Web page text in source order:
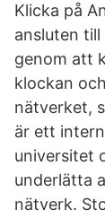
Klicka på
ansluten
genom att
klockan
nätverket,
är ett
universitet
underlätta
nätverk.